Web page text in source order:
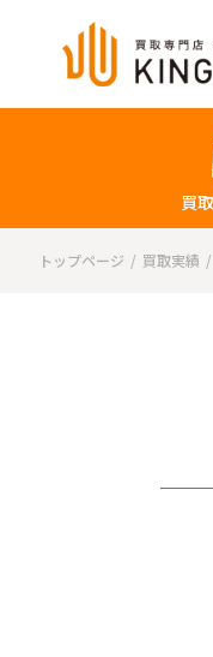
買
トップページ 買取実績